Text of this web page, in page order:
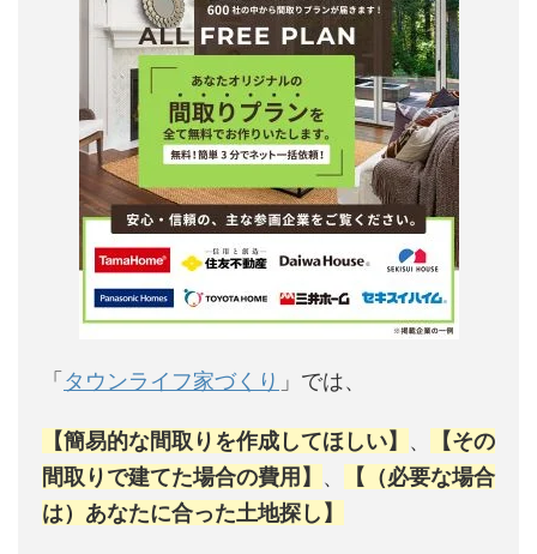
「タウンライフ家づくり 」では、
【簡易的な間取りを作成してほしい】 、
【その
間取りで建てた場合の費用】 、
【（必要な場合
は）あなたに合った土地探し】